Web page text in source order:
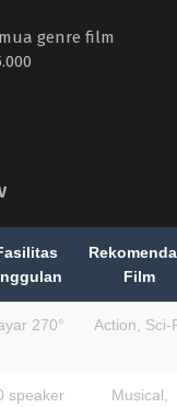
genre film
Film
270° Action, Sci-
speaker Musical,